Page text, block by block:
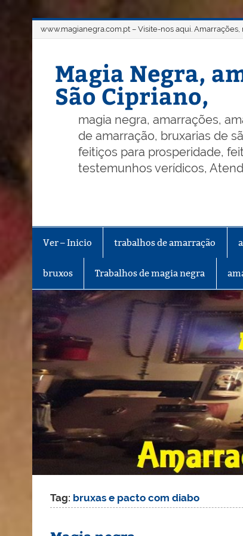
www.magianegra.com.pt – Visite-nos aqui.
Magia Negra,
São Cipriano,
magia negra, amarrações,
de amarração, bruxarias de
feitiços para prosperidade,
testemunhos verídicos,
Ver – Inicio trabalhos de amarração
bruxos Trabalhos de magia negra
Tag: bruxas e pacto com diabo